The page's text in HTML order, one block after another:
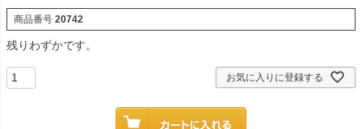
商品番号 20742
残りわずかです。
お気に入りに登録する